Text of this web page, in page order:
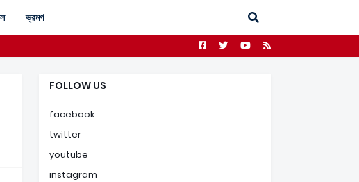
ভ্রমণ
FOLLOW US
facebook
twitter
youtube
instagram